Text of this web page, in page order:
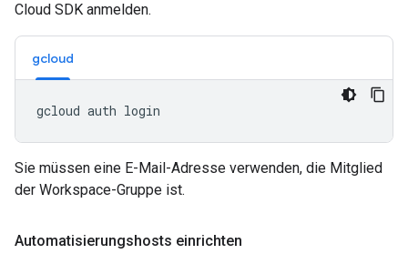
Cloud SDK anmelden.
gcloud
Sie müssen eine E-Mail-Adresse verwenden, die Mitglied
der Workspace-Gruppe ist.
Automatisierungshosts einrichten